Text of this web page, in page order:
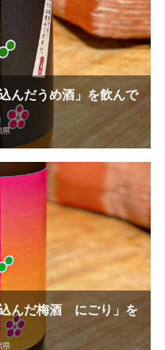
んだうめ酒」を飲んで
県
んだ梅酒 にごり」を
県